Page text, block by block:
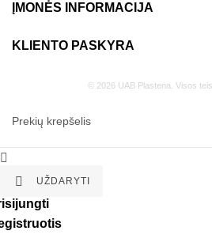
ĮMONĖS INFORMACIJA
KLIENTO PASKYRA
© 2026 UAB Plastena. Visos
Prekių krepšelis


UŽDARYTI